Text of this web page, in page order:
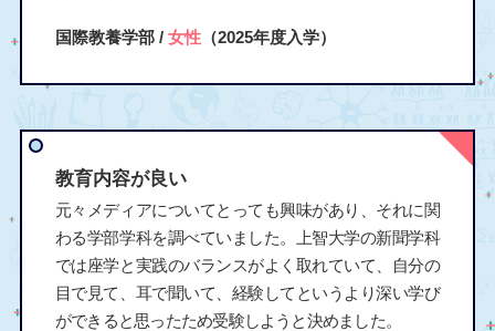
国際教養学部 / 女性（2025年度入学）
教育内容が良い
元々メディアについてとっても興味があり、それに関
わる学部学科を調べていました。上智大学の新聞学科
では座学と実践のバランスがよく取れていて、自分の
目で見て、耳で聞いて、経験してというより深い学び
ができると思ったため受験しようと決めました。